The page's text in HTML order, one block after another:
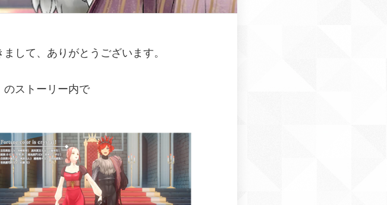
して、ありがとうございます。
のストーリー内で